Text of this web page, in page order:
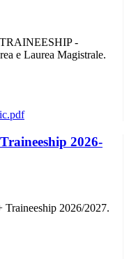
-
e Laurea Magistrale.
2026-
Traineeship 2026/2027.